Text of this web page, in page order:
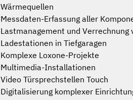
Wärmequellen
Messdaten-Erfassung aller
Lastmanagement und Verrechnung
Ladestationen in Tiefgaragen
Komplexe Loxone-Projekte
Multimedia-Installationen
Video Türsprechstellen Touch
Digitalisierung komplexer